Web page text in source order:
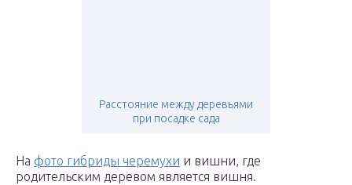
Расстояние между деревьями
при посадке сада
На фото гибриды черемухи и вишни, где
родительским деревом является вишня.